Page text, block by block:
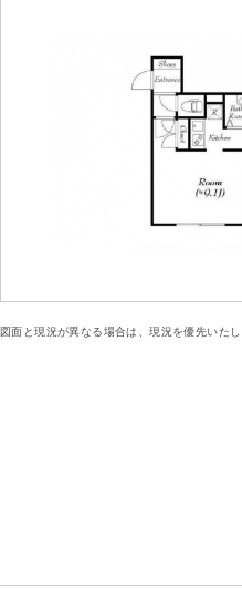
図面と現況が異なる場合は、現況を優先いたし